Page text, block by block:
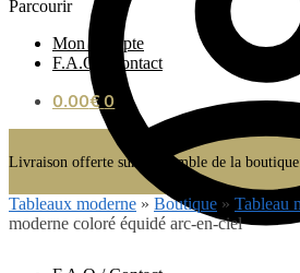
Parcourir
Mon Compte
F.A.Q / Contact
0.00€ 0
Livraison offerte sur l’ensemble de la
Tableaux moderne » Boutique » Tableau
moderne coloré équidé arc-en-ciel